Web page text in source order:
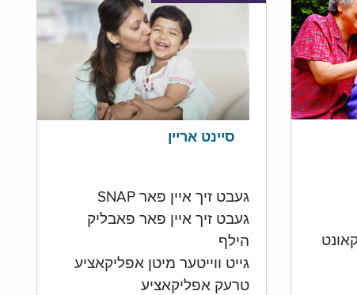
סיינט אריין
געבט זיך איין פאר SNAP
געבט זיך איין פאר פאבליק
הילף
גייט ווייטער מיטן אפליקאציע
טרעק אפליקאציע